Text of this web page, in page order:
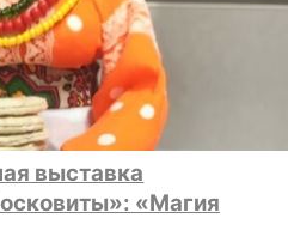
выставка
«Магия